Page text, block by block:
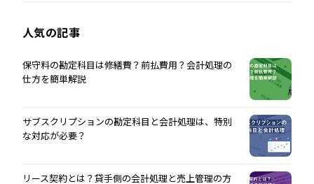
人気の記事
保守料の勘定科目は修繕費？前払費用？会計処理の
仕方を簡単解説
サブスクリプションの勘定科目と会計処理は、特別
な対応が必要？
リース契約とは？貸手側の会計処理と売上管理の方